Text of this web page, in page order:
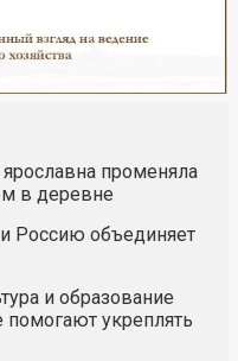
ярославна променяла
в деревне
Россию объединяет
и образование
помогают укреплять